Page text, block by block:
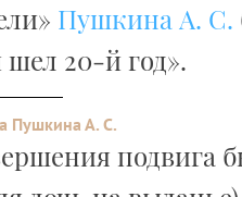
Пушкина А. С.
20-й год».
Пушкина А. С.
подвига